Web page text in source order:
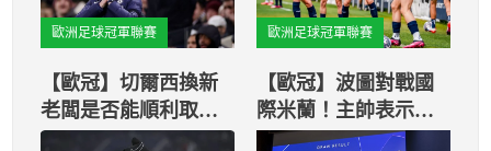
歐洲足球冠軍聯賽
【歐冠】切爾西換新
老闆是否能順利取勝
呢？歐冠賽場上揭
歐洲足球冠軍聯賽
【歐冠】波圖對戰國
際米蘭！主帥表示：
我們能扭轉比賽結果